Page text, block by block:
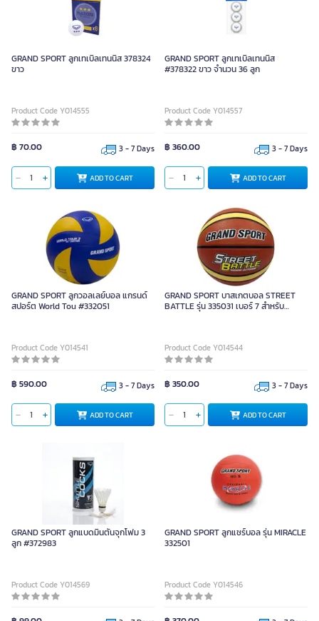
GRAND SPORT ลูกเทเบิลเทนนิส 378324
ขาว
Product Code Y014555
฿ 70.00 3 - 7 Days
ADD TO CART
GRAND SPORT ลูกเทเบิลเทนนิส
#378322 ขาว จำนวน 36 ลูก
Product Code Y014557
฿ 360.00 3 - 7 Days
ADD TO CART
GRAND SPORT ลูกวอลเลย์บอล แกรนด์
สปอร์ต World Tou #332051
Product Code Y014541
฿ 590.00 3 - 7 Days
ADD TO CART
GRAND SPORT บาสเกตบอล STREET
BATTLE รุ่น 335031 เบอร์ 7 สำหรับ
Product Code Y014544
฿ 350.00 3 - 7 Days
ADD TO CART
GRAND SPORT ลูกแบดมินตันจุกโฟม 3
ลูก #372983
Product Code Y014569
GRAND SPORT ลูกแชร์บอล รุ่น MIRACLE
332501
Product Code Y014546